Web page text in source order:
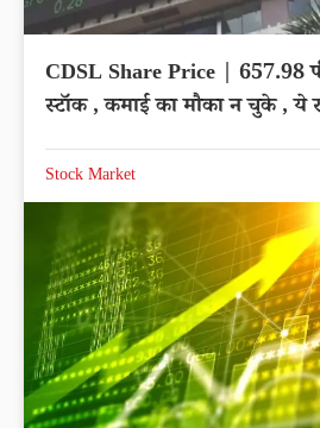
CDSL Share Price | 657.98
स्टॉक , कमाई का मौका न चुके , ये
Stock Market